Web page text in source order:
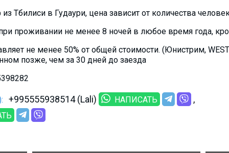
Тбилиси в Гудаури, цена зависит от количества
проживании не менее 8 ночей в любое время года,
не менее 50% от общей стоимости. (Юнистрим,
позже, чем за 30 дней до заезда
+995555938514 (Lali) НАПИСАТЬ